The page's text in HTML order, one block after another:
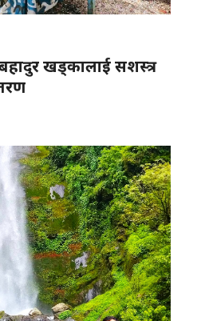
खड्कालाई सशस्त्र